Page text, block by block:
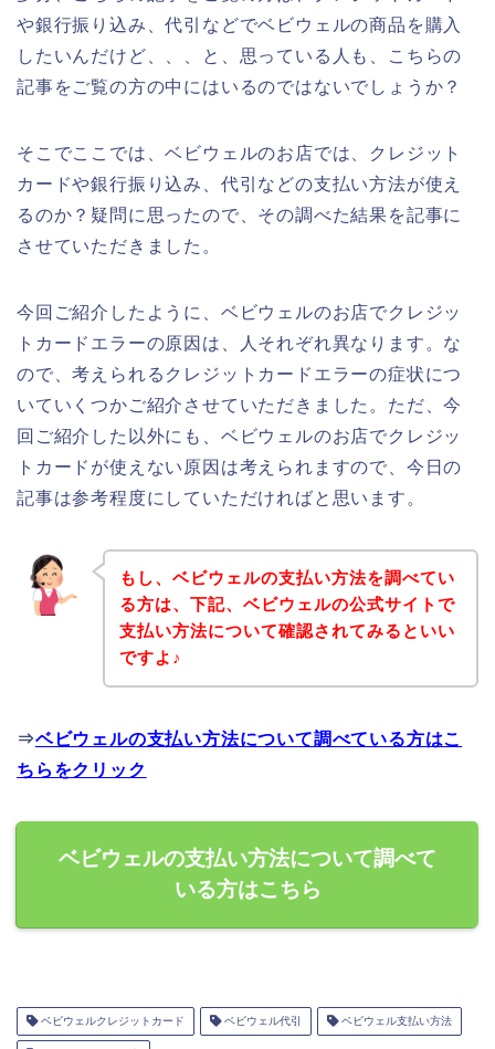
や銀行振り込み、代引などでベビウェルの商品を購入
したいんだけど、、、と、思っている人も、こちらの
記事をご覧の方の中にはいるのではないでしょうか？
そこでここでは、ベビウェルのお店では、クレジット
カードや銀行振り込み、代引などの支払い方法が使え
るのか？疑問に思ったので、その調べた結果を記事に
させていただきました。
今回ご紹介したように、ベビウェルのお店でクレジッ
トカードエラーの原因は、人それぞれ異なります。な
ので、考えられるクレジットカードエラーの症状につ
いていくつかご紹介させていただきました。ただ、今
回ご紹介した以外にも、ベビウェルのお店でクレジッ
トカードが使えない原因は考えられますので、今日の
記事は参考程度にしていただければと思います。
もし、ベビウェルの支払い方法を調べてい
る方は、下記、ベビウェルの公式サイトで
支払い方法について確認されてみるといい
ですよ♪
⇒ベビウェルの支払い方法について調べている方はこ
ちらをクリック
ベビウェルの支払い方法について調べて
いる方はこちら
ベビウェルクレジットカード ベビウェル代引 ベビウェル支払い方法